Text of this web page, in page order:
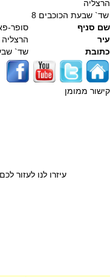
הרצליה
שד` שבעת הכוכבים 8
שם סניף
סופר-
עיר
הרצליה
כתובת
שד`
קישור ממומן
עיזרו לנו לעזור